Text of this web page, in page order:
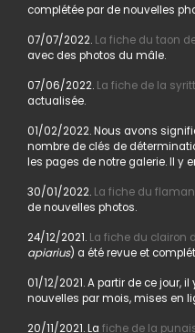
complétée par de nouvelles
07/07/2022. La fiche du taon
avec des photos du mâle.
07/06/2022. La fiche de la
actualisée.
01/02/2022. Nous avons
nombre de clés de
les pages de notre galerie. Il y
30/01/2022. La fiche du
de nouvelles photos.
24/12/2021. La fiche du clairon
apiarius) a été revue et
01/12/2021. A partir de ce jour,
nouvelles par mois, mises en
20/11/2021. La fiche de la